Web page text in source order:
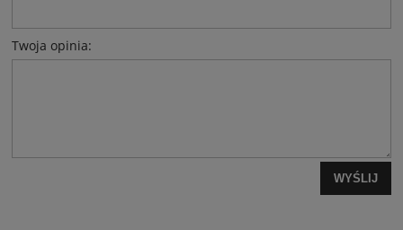
Twoja opinia:
WYŚLIJ